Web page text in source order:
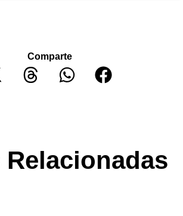
Comparte
Relacionadas